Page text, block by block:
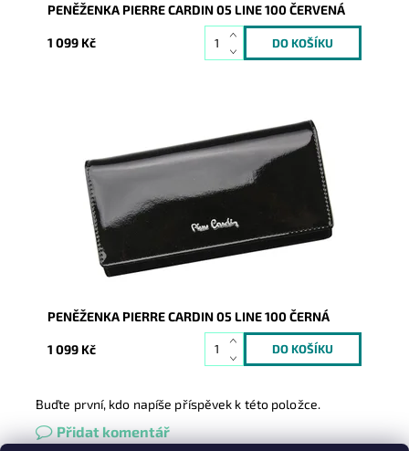
PENĚŽENKA PIERRE CARDIN 05 LINE 100 ČERVENÁ
1 099 Kč
Velmi luxusní kožená peněženka známé značky Pierre
Cardin z velmi příjemné kůže je nezbytným doplňkem
každé...
Dostupnost:
1288
Značka:
Pierre Cardin
PENĚŽENKA PIERRE CARDIN 05 LINE 100 ČERNÁ
1 099 Kč
Buďte první, kdo napíše příspěvek k této položce.
Přidat komentář